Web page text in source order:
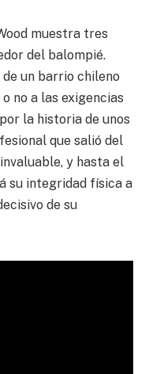
muestra tres
del balompié.
un barrio chileno
no a las exigencias
la historia de unos
que salió del
y hasta el
su integridad física a
de su